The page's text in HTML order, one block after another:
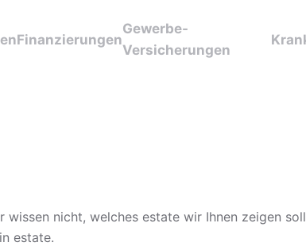
Finanzierungen
Gewerbe-
Versicherungen
nicht, welches estate wir Ihnen zeigen
estate.